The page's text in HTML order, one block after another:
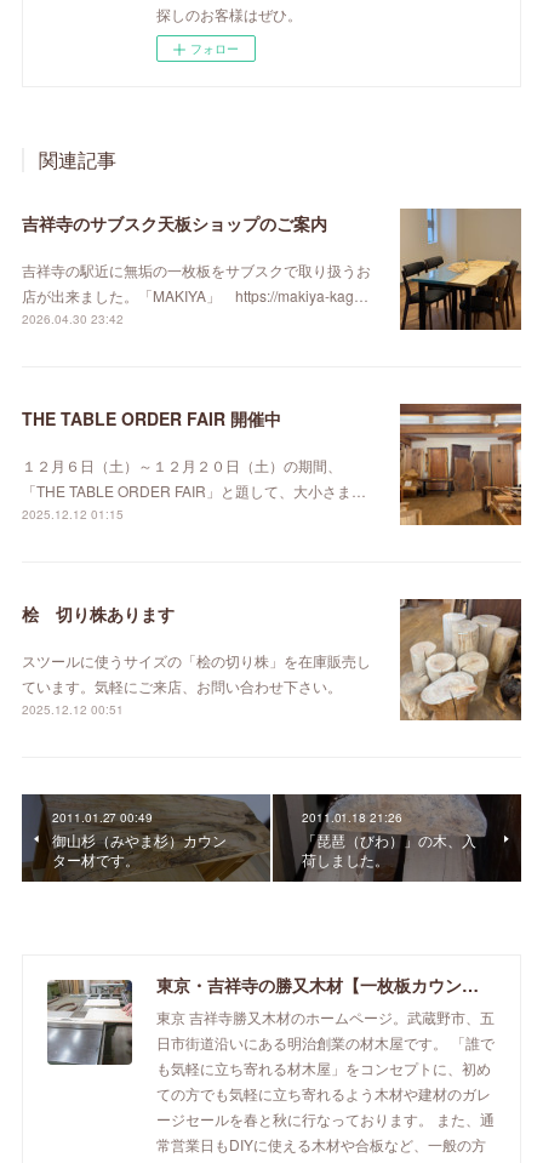
探しのお客様はぜひ。
フォロー
関連記事
吉祥寺のサブスク天板ショップのご案内
吉祥寺の駅近に無垢の一枚板をサブスクで取り扱うお
店が出来ました。「MAKIYA」 https://makiya-kag…
2026.04.30 23:42
THE TABLE ORDER FAIR 開催中
１２月６日（土）～１２月２０日（土）の期間、
「THE TABLE ORDER FAIR」と題して、大小さま…
2025.12.12 01:15
桧 切り株あります
スツールに使うサイズの「桧の切り株」を在庫販売し
ています。気軽にご来店、お問い合わせ下さい。
2025.12.12 00:51
2011.01.27 00:49
御山杉（みやま杉）カウン
ター材です。
2011.01.18 21:26
「琵琶（びわ）」の木、入
荷しました。
東京・吉祥寺の勝又木材【一枚板カウンター】
東京 吉祥寺勝又木材のホームページ。武蔵野市、五
日市街道沿いにある明治創業の材木屋です。 「誰で
も気軽に立ち寄れる材木屋」をコンセプトに、初め
ての方でも気軽に立ち寄れるよう木材や建材のガレ
ージセールを春と秋に行なっております。 また、通
常営業日もDIYに使える木材や合板など、一般の方